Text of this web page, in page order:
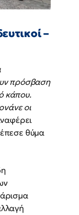
–
πρόσβαση
κάπου.
οι
έπεσε θύμα